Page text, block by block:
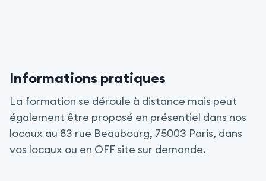
Informations pratiques
La formation se déroule à distance mais peut
également être proposé en présentiel dans nos
locaux au 83 rue Beaubourg, 75003 Paris, dans
vos locaux ou en OFF site sur demande.